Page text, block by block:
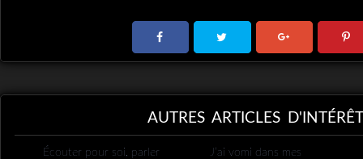
AUTRES ARTICLES D'INTÉRÊT
Écouter pour soi, parler
J’ai vomi dans mes